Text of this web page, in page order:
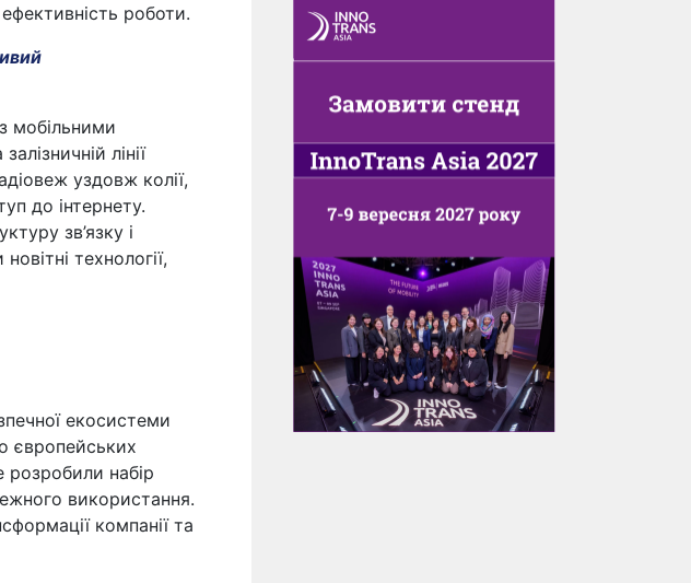
роботи.
мобільними
лінії
уздовж колії,
до інтернету.
зв’язку і
технології,
екосистеми
європейських
набір
використання.
компанії та